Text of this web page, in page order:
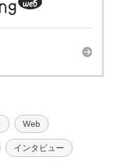
Web
インタビュー